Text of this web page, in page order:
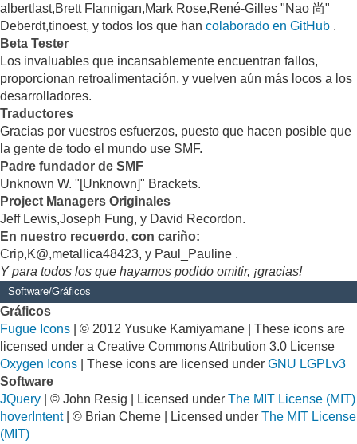
albertlast,Brett Flannigan,Mark Rose,René-Gilles "Nao 尚"
Deberdt,tinoest, y todos los que han colaborado en GitHub .
Beta Tester
Los invaluables que incansablemente encuentran fallos,
proporcionan retroalimentación, y vuelven aún más locos a los
desarrolladores.
Traductores
Gracias por vuestros esfuerzos, puesto que hacen posible que
la gente de todo el mundo use SMF.
Padre fundador de SMF
Unknown W. "[Unknown]" Brackets.
Project Managers Originales
Jeff Lewis,Joseph Fung, y David Recordon.
En nuestro recuerdo, con cariño:
Crip,K@,metallica48423, y Paul_Pauline .
Y para todos los que hayamos podido omitir, ¡gracias!
Software/Gráficos
Gráficos
Fugue Icons | © 2012 Yusuke Kamiyamane | These icons are
licensed under a Creative Commons Attribution 3.0 License
Oxygen Icons | These icons are licensed under GNU LGPLv3
Software
JQuery | © John Resig | Licensed under The MIT License (MIT)
hoverIntent| © Brian Cherne | Licensed under The MIT License
(MIT)